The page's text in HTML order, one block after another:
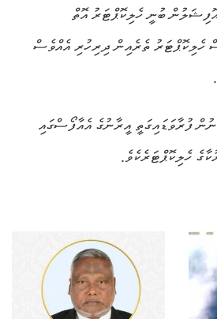
ބުނީ ހެލިކޮޕްޓަރު އޮތް
ހެލިކޮޕްޓަރު ތެރެއިން ދިރިހުރި އެއްވެސް
ފުރާވަޑައިގަތީ އީރާނުގެ އެއާފޯސްގައި